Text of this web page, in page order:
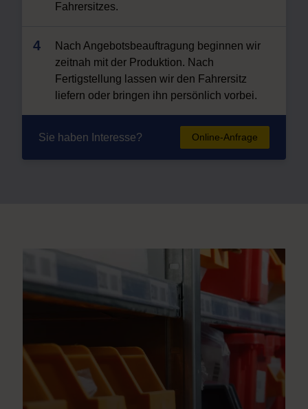
Fahrersitzes.
Nach Angebotsbeauftragung beginnen wir
zeitnah mit der Produktion. Nach
Fertigstellung lassen wir den Fahrersitz
liefern oder bringen ihn persönlich vorbei.
Sie haben Interesse? Online-Anfrage